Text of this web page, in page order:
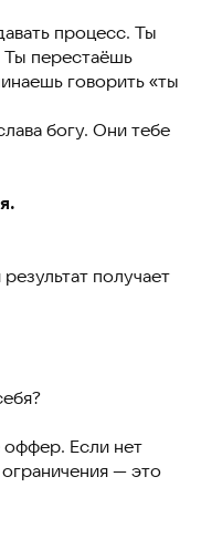
процесс. Ты
Ты перестаёшь
говорить «ты
богу. Они тебе
получает
оффер. Если нет
— это